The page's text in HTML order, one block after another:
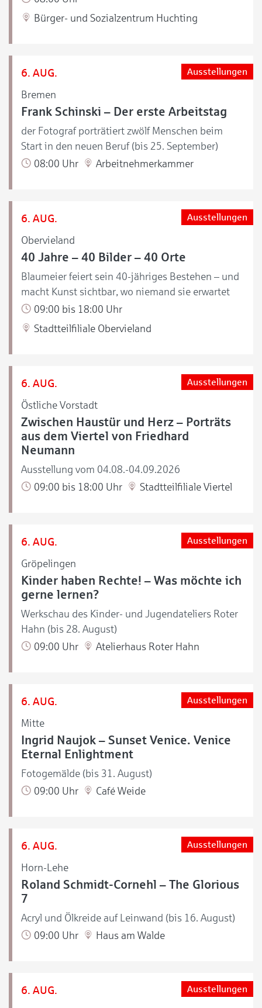
Bürger- und Sozialzentrum Huchting
6. AUG.
Bremen
Ausstellungen
Frank Schinski – Der erste Arbeitstag
der Fotograf porträtiert zwölf Menschen beim
Start in den neuen Beruf (bis 25. September)
08:00 Uhr
Arbeitnehmerkammer
6. AUG.
Obervieland
Ausstellungen
40 Jahre – 40 Bilder – 40 Orte
Blaumeier feiert sein 40-jähriges Bestehen – und
macht Kunst sichtbar, wo niemand sie erwartet
09:00 bis 18:00 Uhr
Stadtteilfiliale Obervieland
6. AUG.
Östliche Vorstadt
Ausstellungen
Zwischen Haustür und Herz – Porträts
aus dem Viertel von Friedhard
Neumann
Ausstellung vom 04.08.-04.09.2026
09:00 bis 18:00 Uhr
Stadtteilfiliale Viertel
6. AUG.
Gröpelingen
Ausstellungen
Kinder haben Rechte! – Was möchte ich
gerne lernen?
Werkschau des Kinder- und Jugendateliers Roter
Hahn (bis 28. August)
09:00 Uhr
Atelierhaus Roter Hahn
6. AUG.
Mitte
Ausstellungen
Ingrid Naujok – Sunset Venice. Venice
Eternal Enlightment
Fotogemälde (bis 31. August)
09:00 Uhr
Café Weide
6. AUG.
Horn-Lehe
Ausstellungen
Roland Schmidt-Cornehl – The Glorious
7
Acryl und Ölkreide auf Leinwand (bis 16. August)
09:00 Uhr
Haus am Walde
6. AUG. Ausstellungen